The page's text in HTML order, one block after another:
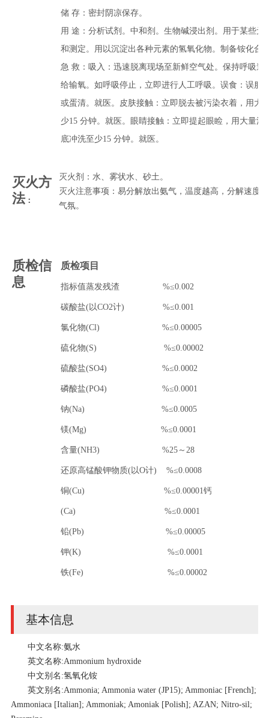
储 存：密封阴凉保存。
用 途：分析试剂。中和剂。生物碱浸出剂。用于某些元
和测定。用以沉淀出各种元素的氢氧化物。制备铵化合
急 救：吸入：迅速脱离现场至新鲜空气处。保持呼吸道
给输氧。如呼吸停止，立即进行人工呼吸。误食：误服
或蛋清。就医。皮肤接触：立即脱去被污染衣着，用大
少15 分钟。就医。眼睛接触：立即提起眼睑，用大量流
底冲洗至少15 分钟。就医。
灭火方
法：
灭火剂：水、雾状水、砂土。
灭火注意事项：易分解放出氨气，温度越高，分解速度
气氛。
质检信
息
质检项目
指标值蒸发残渣 %≤0.002
碳酸盐(以CO2计) %≤0.001
氯化物(Cl) %≤0.00005
硫化物(S) %≤0.00002
硫酸盐(SO4) %≤0.0002
磷酸盐(PO4) %≤0.0001
钠(Na) %≤0.0005
镁(Mg) %≤0.0001
含量(NH3) %25～28
还原高锰酸钾物质(以O计) %≤0.0008
铜(Cu) %≤0.00001钙
(Ca) %≤0.0001
铅(Pb) %≤0.00005
钾(K) %≤0.0001
铁(Fe) %≤0.00002
基本信息
中文名称:氨水
英文名称:Ammonium hydroxide
中文别名:氢氧化铵
英文别名:Ammonia; Ammonia water (JP15); Ammoniac [French];
Ammoniaca [Italian]; Ammoniak; Amoniak [Polish]; AZAN; Nitro-sil;